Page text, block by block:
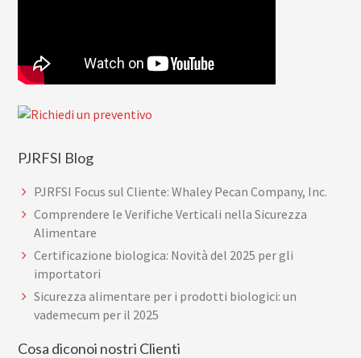
PJRFSI Blog
PJRFSI Focus sul Cliente: Whaley Pecan Company, Inc.
Comprendere le Verifiche Verticali nella Sicurezza
Alimentare
Certificazione biologica: Novità del 2025 per gli
importatori
Sicurezza alimentare per i prodotti biologici: un
vademecum per il 2025
Cosa diconoi nostri Clienti